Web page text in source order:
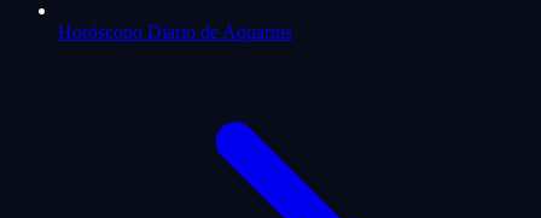
Horóscopo Diario de Aquarius